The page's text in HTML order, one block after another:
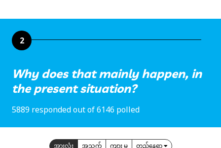
2
Why does that mainly happen, in
the present situation?
5889 responded out of 6146 polled
အားလုံး အသက် ကျား မ တည်နေရာ